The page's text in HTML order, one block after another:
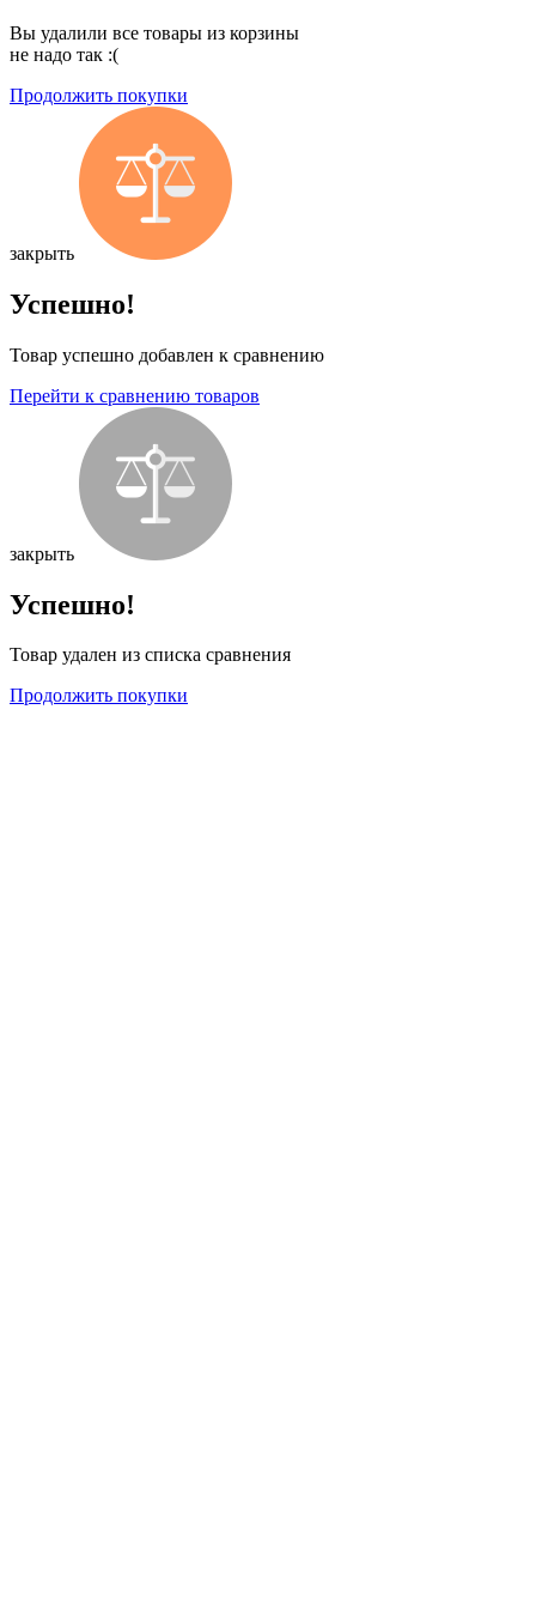
Вы удалили все товары из корзины
не надо так :(
Продолжить покупки
закрыть
Успешно!
Товар успешно добавлен к сравнению
Перейти к сравнению товаров
закрыть
Успешно!
Товар удален из списка сравнения
Продолжить покупки